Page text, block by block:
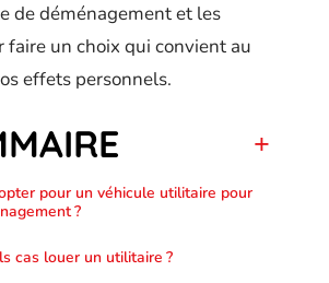
de déménagement et les
faire un choix qui convient au
effets personnels.
pour un véhicule utilitaire pour
?
cas louer un utilitaire ?